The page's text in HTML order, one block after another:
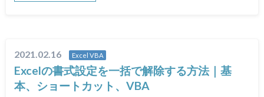
2021.02.16 Excel VBA
Excelの書式設定を一括で解除する方法｜基
本、ショートカット、VBA